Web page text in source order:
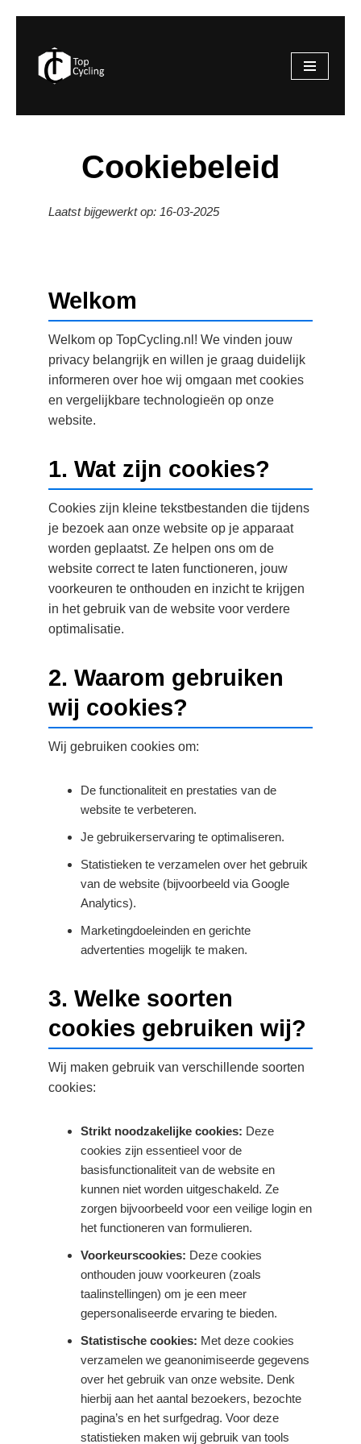
Ga
naar
inhoud
Cookiebeleid
Laatst bijgewerkt op: 16-03-2025
Welkom
Welkom op TopCycling.nl! We vinden jouw
privacy belangrijk en willen je graag duidelijk
informeren over hoe wij omgaan met cookies
en vergelijkbare technologieën op onze
website.
1. Wat zijn cookies?
Cookies zijn kleine tekstbestanden die tijdens
je bezoek aan onze website op je apparaat
worden geplaatst. Ze helpen ons om de
website correct te laten functioneren, jouw
voorkeuren te onthouden en inzicht te krijgen
in het gebruik van de website voor verdere
optimalisatie.
2. Waarom gebruiken
wij cookies?
Wij gebruiken cookies om:
De functionaliteit en prestaties van de
website te verbeteren.
Je gebruikerservaring te optimaliseren.
Statistieken te verzamelen over het gebruik
van de website (bijvoorbeeld via Google
Analytics).
Marketingdoeleinden en gerichte
advertenties mogelijk te maken.
3. Welke soorten
cookies gebruiken wij?
Wij maken gebruik van verschillende soorten
cookies:
Strikt noodzakelijke cookies: Deze
cookies zijn essentieel voor de
basisfunctionaliteit van de website en
kunnen niet worden uitgeschakeld. Ze
zorgen bijvoorbeeld voor een veilige login en
het functioneren van formulieren.
Voorkeurscookies: Deze cookies
onthouden jouw voorkeuren (zoals
taalinstellingen) om je een meer
gepersonaliseerde ervaring te bieden.
Statistische cookies: Met deze cookies
verzamelen we geanonimiseerde gegevens
over het gebruik van onze website. Denk
hierbij aan het aantal bezoekers, bezochte
pagina’s en het surfgedrag. Voor deze
statistieken maken wij gebruik van tools